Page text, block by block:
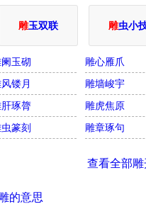
雕玉双联 雕虫小
玉砌 雕心雁爪
镂月 雕墙峻宇
肝琢膂 雕虎焦原
篆刻 雕章琢句
查看全部
的意思